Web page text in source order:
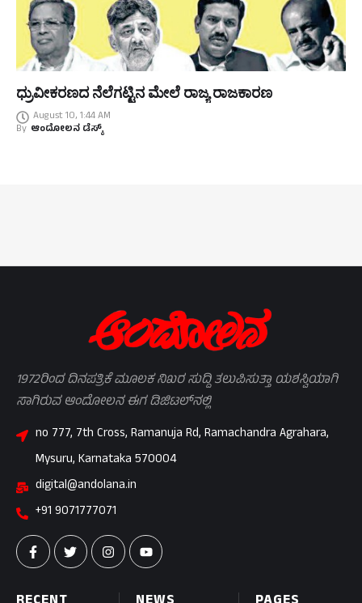
ಧ್ರುವೀಕರಣದ ನೆಲೆಗಟ್ಟಿನ ಮೇಲೆ ರಾಜ್ಯ ರಾಜಕಾರಣ
August 10, 1:44 AM
By ಆಂದೋಲನ ಡೆಸ್ಕ್
1972ರಿಂದ ದಿನಪತ್ರಿಕೆ ಮೂಲಕ ನಿಖರ ಸುದ್ದಿ ತಲುಪಿಸುತ್ತಾ ಯಶಸ್ವಿಯಾಗಿ
ಸಾಗಿರುವ ಆಂದೋಲನ ಈಗ ಡಿಜಿಟಲ್‌ನಲ್ಲಿ
no 777, 7th Cross, Ramanuja Rd, Ramachandra Agrahara,
Mysuru, Karnataka 570004
digital@andolana.in
+91 9071777071